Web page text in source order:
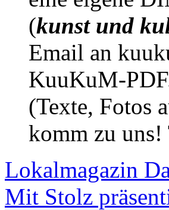
(kunst und
Email an
KuuKuM-
(Texte, Fotos
komm zu uns!
Lokalmagazin
Mit Stolz